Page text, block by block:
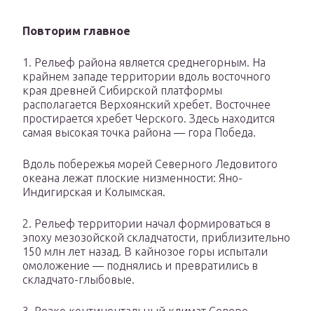
Повторим главное
1. Рельеф района является среднегорным. На
крайнем западе территории вдоль восточного
края древней Сибирской платформы
располагается Верхоянский хребет. Восточнее
простирается хребет Черского. Здесь находится
самая высокая точка района — гора Победа.
Вдоль побережья морей Северного Ледовитого
океана лежат плоские низменности: Яно-
Индигирская и Колымская.
2. Рельеф территории начал формироваться в
эпоху мезозойской складчатости, приблизительно
150 млн лет назад. В кайнозое горы испытали
омоложение — поднялись и превратились в
складчато-глыбовые.